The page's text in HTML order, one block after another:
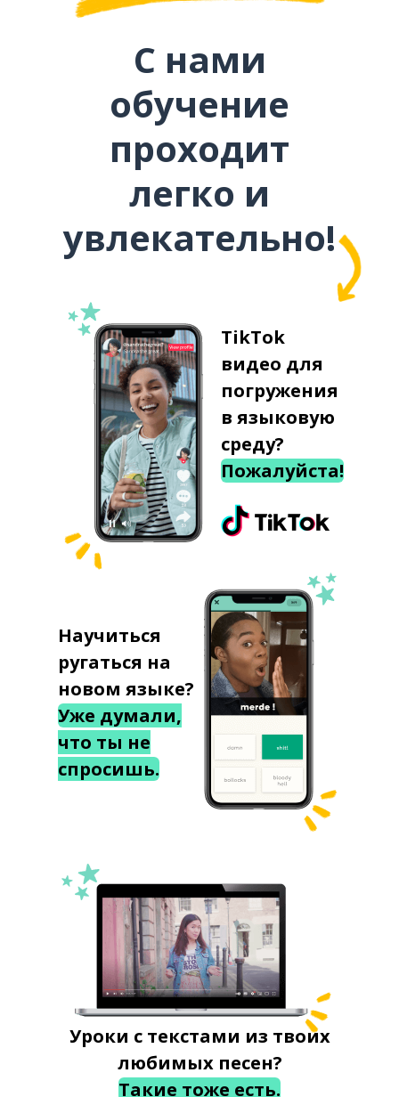
С нами
обучение
проходит
легко и
увлекательно!
TikTok
видео для
погружения
в языковую
среду?
Пожалуйста!
Научиться
ругаться на
новом языке?
Уже думали,
что ты не
спросишь.
Уроки с текстами из твоих
любимых песен?
Такие тоже есть.